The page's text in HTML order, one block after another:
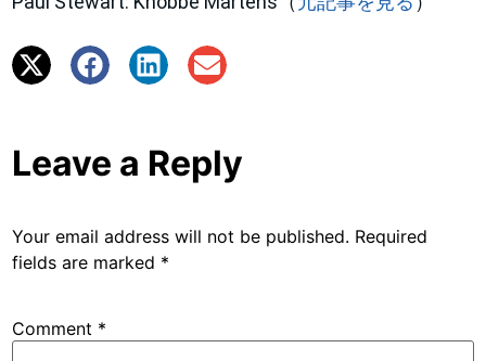
Leave a Reply
Your email address will not be published. Required
fields are marked *
Comment *